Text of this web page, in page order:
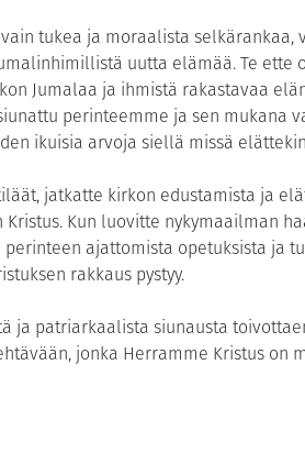
tukea ja moraalista selkärankaa,
uutta elämää. Te ette
Jumalaa ja ihmistä rakastavaa
perinteemme ja sen mukana
ikuisia arvoja siellä missä
jatkatte kirkon edustamista ja
Kun luovitte nykymaailman
ajattomista opetuksista ja
rakkaus pystyy.
ja patriarkaalista siunausta
jonka Herramme Kristus on